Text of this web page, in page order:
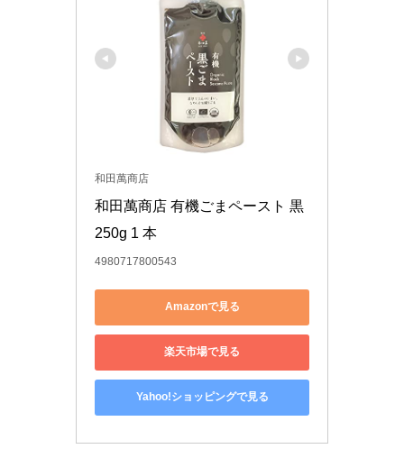
和田萬商店
和田萬商店 有機ごまペースト 黒
250g 1 本
4980717800543
Amazonで見る
楽天市場で見る
Yahoo!ショッピングで見る